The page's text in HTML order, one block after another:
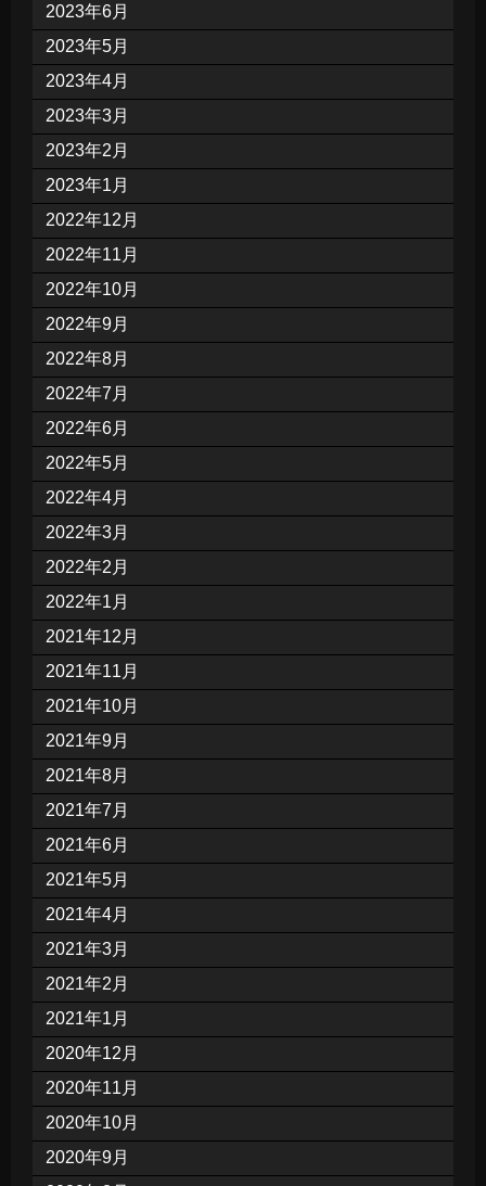
2023年6月
2023年5月
2023年4月
2023年3月
2023年2月
2023年1月
2022年12月
2022年11月
2022年10月
2022年9月
2022年8月
2022年7月
2022年6月
2022年5月
2022年4月
2022年3月
2022年2月
2022年1月
2021年12月
2021年11月
2021年10月
2021年9月
2021年8月
2021年7月
2021年6月
2021年5月
2021年4月
2021年3月
2021年2月
2021年1月
2020年12月
2020年11月
2020年10月
2020年9月